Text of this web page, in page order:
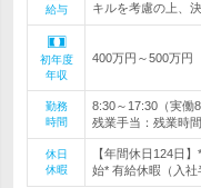
給与
キルを考慮の上、
初年度
年収
400万円～500万円
勤務
時間
8:30～17:30（実
残業手当：残業時
休日
休暇
【年間休日124日
始* 有給休暇（入社